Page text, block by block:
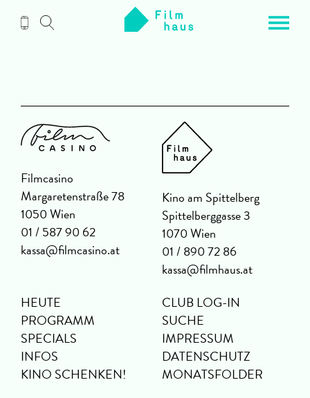
Inhalt
Filmcasino
Margaretenstraße 78
1050 Wien
01 / 587 90 62
kassa@filmcasino.at
Kino am Spittelberg
Spittelberggasse 3
1070 Wien
01 / 890 72 86
kassa@filmhaus.at
HEUTE
PROGRAMM
SPECIALS
INFOS
KINO SCHENKEN!
CLUB LOG-IN
SUCHE
IMPRESSUM
DATENSCHUTZ
MONATSFOLDER